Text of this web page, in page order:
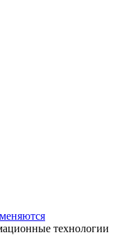
технологии